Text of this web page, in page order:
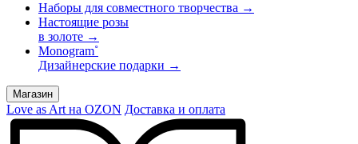
Наборы для совместного творчества →
Настоящие розы
в золоте →
Monogram˚
Дизайнерские подарки →
Магазин
Love as Art на OZON Доставка и оплата